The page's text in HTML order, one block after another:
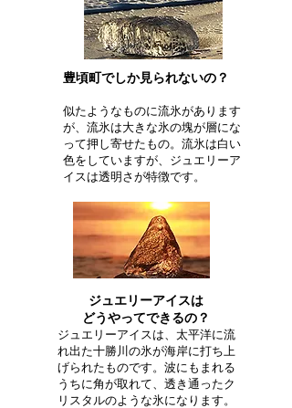
豊頃町でしか見られないの？
似たようなものに流氷があります
が、流氷は大きな氷の塊が層にな
って押し寄せたもの。流氷は白い
色をしていますが、ジュエリーア
イスは透明さが特徴です。
ジュエリーアイスは
どうやってできるの？
ジュエリーアイスは、太平洋に流
れ出た十勝川の氷が海岸に打ち上
げられたものです。波にもまれる
うちに角が取れて、透き通ったク
リスタルのような氷になります。